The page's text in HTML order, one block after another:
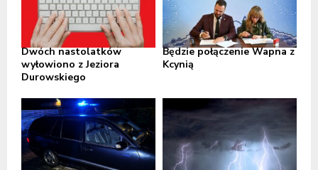
Dwóch nastolatków
wyłowiono z Jeziora
Durowskiego
Będzie połączenie Wapna z
Kcynią